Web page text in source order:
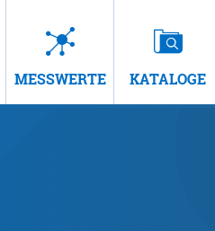
MESSWERTE KATALOGE